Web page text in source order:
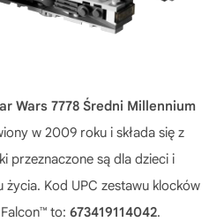
Wars 7778 Średni Millennium
w 2009 roku i składa się z
przeznaczone są dla dzieci i
życia. Kod UPC zestawu klocków
to: 673419114042.